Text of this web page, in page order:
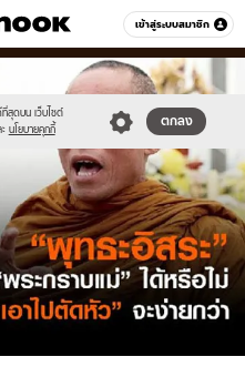
เข้าสู่ระบบสมาชิก
หมวดอื่นๆ
ที่สุดบน เว็บไซต์
นโยบายคุกกี้
ตกลง
ccsvd.jpg